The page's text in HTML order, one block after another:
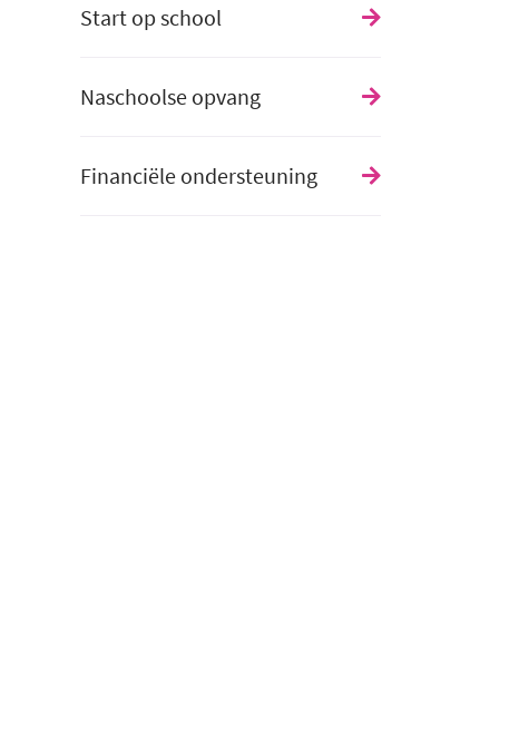
Start op school
Naschoolse opvang
Financiële ondersteuning